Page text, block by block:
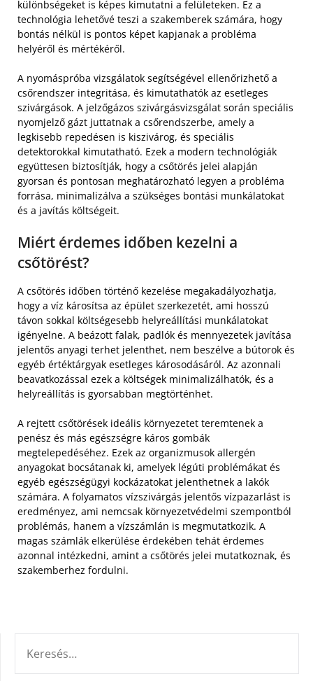
különbségeket is képes kimutatni a felületeken. Ez a
technológia lehetővé teszi a szakemberek számára, hogy
bontás nélkül is pontos képet kapjanak a probléma
helyéről és mértékéről.
A nyomáspróba vizsgálatok segítségével ellenőrizhető a
csőrendszer integritása, és kimutathatók az esetleges
szivárgások. A jelzőgázos szivárgásvizsgálat során speciális
nyomjelző gázt juttatnak a csőrendszerbe, amely a
legkisebb repedésen is kiszivárog, és speciális
detektorokkal kimutatható. Ezek a modern technológiák
együttesen biztosítják, hogy a csőtörés jelei alapján
gyorsan és pontosan meghatározható legyen a probléma
forrása, minimalizálva a szükséges bontási munkálatokat
és a javítás költségeit.
Miért érdemes időben kezelni a
csőtörést?
A csőtörés időben történő kezelése megakadályozhatja,
hogy a víz károsítsa az épület szerkezetét, ami hosszú
távon sokkal költségesebb helyreállítási munkálatokat
igényelne. A beázott falak, padlók és mennyezetek javítása
jelentős anyagi terhet jelenthet, nem beszélve a bútorok és
egyéb értéktárgyak esetleges károsodásáról. Az azonnali
beavatkozással ezek a költségek minimalizálhatók, és a
helyreállítás is gyorsabban megtörténhet.
A rejtett csőtörések ideális környezetet teremtenek a
penész és más egészségre káros gombák
megtelepedéséhez. Ezek az organizmusok allergén
anyagokat bocsátanak ki, amelyek légúti problémákat és
egyéb egészségügyi kockázatokat jelenthetnek a lakók
számára. A folyamatos vízszivárgás jelentős vízpazarlást is
eredményez, ami nemcsak környezetvédelmi szempontból
problémás, hanem a vízszámlán is megmutatkozik. A
magas számlák elkerülése érdekében tehát érdemes
azonnal intézkedni, amint a csőtörés jelei mutatkoznak, és
szakemberhez fordulni.